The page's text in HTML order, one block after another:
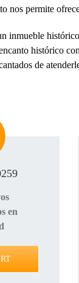
nos permite
inmueble
histórico
de
en